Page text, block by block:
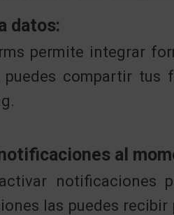
datos:
permite integrar
puedes compartir
al
notificaciones
las puedes